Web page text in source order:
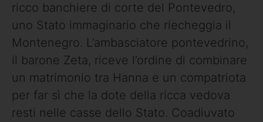
ricco banchiere di corte del Pontevedro,
uno Stato immaginario che riecheggia il
Montenegro. L’ambasciatore pontevedrino,
il barone Zeta, riceve l’ordine di combinare
un matrimonio tra Hanna e un compatriota
per far sì che la dote della ricca vedova
resti nelle casse dello Stato. Coadiuvato